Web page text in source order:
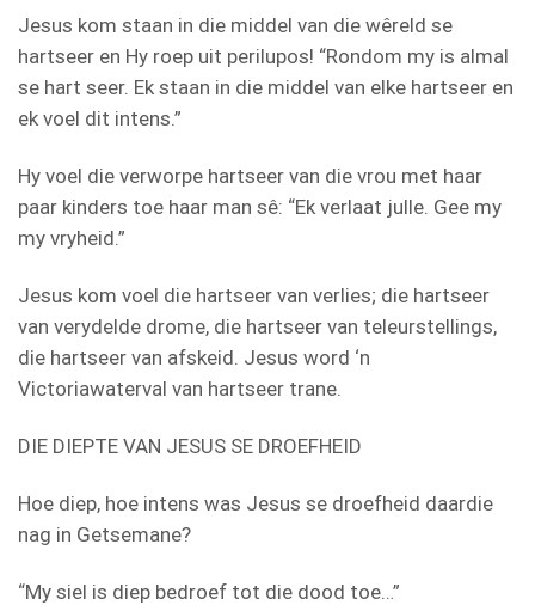
Jesus kom staan in die middel van die wêreld se
hartseer en Hy roep uit perilupos! “Rondom my is almal
se hart seer. Ek staan in die middel van elke hartseer en
ek voel dit intens.”
Hy voel die verworpe hartseer van die vrou met haar
paar kinders toe haar man sê: “Ek verlaat julle. Gee my
my vryheid.”
Jesus kom voel die hartseer van verlies; die hartseer
van verydelde drome, die hartseer van teleurstellings,
die hartseer van afskeid. Jesus word ‘n
Victoriawaterval van hartseer trane.
DIE DIEPTE VAN JESUS SE DROEFHEID
Hoe diep, hoe intens was Jesus se droefheid daardie
nag in Getsemane?
“My siel is diep bedroef tot die dood toe…”